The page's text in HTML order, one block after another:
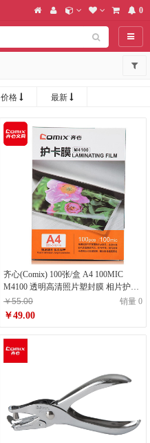
0
导航
价格 最新
齐心(Comix) 100张/盒 A4 100MIC
M4100 透明高清照片塑封膜 相片护卡
膜 过塑膜
￥55.00 销量 0
￥49.00